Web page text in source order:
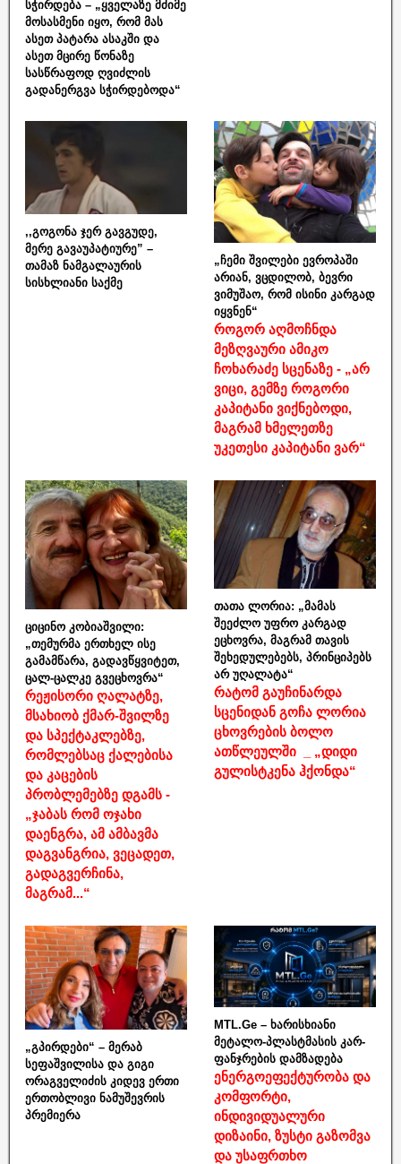
სჭირდება – „ყველაზე მძიმე
მოსასმენი იყო, რომ მას
ასეთ პატარა ასაკში და
ასეთ მცირე წონაზე
სასწრაფოდ ღვიძლის
გადანერგვა სჭირდებოდა“
,,გოგონა ჯერ გავგუდე,
მერე გავაუპატიურე” –
თამაზ ნამგალაურის
სისხლიანი საქმე
„ჩემი შვილები ევროპაში
არიან, ვცდილობ, ბევრი
ვიმუშაო, რომ ისინი კარგად
იყვნენ“
როგორ აღმოჩნდა
მეზღვაური ამიკო
ჩოხარაძე სცენაზე - „არ
ვიცი, გემზე როგორი
კაპიტანი ვიქნებოდი,
მაგრამ ხმელეთზე
უკეთესი კაპიტანი ვარ“
ციცინო კობიაშვილი:
„თემურმა ერთხელ ისე
გამამწარა, გადავწყვიტეთ,
ცალ-ცალკე გვეცხოვრა“
რეჟისორი ღალატზე,
მსახიობ ქმარ-შვილზე
და სპექტაკლებზე,
რომლებსაც ქალებისა
და კაცების
პრობლემებზე დგამს -
„ჯაბას რომ ოჯახი
დაენგრა, ამ ამბავმა
დაგვანგრია, ვეცადეთ,
გადაგვერჩინა,
მაგრამ...“
თათა ლორია: „მამას
შეეძლო უფრო კარგად
ეცხოვრა, მაგრამ თავის
შეხედულებებს, პრინციპებს
არ უღალატა“
რატომ გაუჩინარდა
სცენიდან გოჩა ლორია
ცხოვრების ბოლო
ათწლეულში _ „დიდი
გულისტკენა ჰქონდა“
„გპირდები“ – მერაბ
სეფაშვილისა და გიგი
ორაგველიძის კიდევ ერთი
ერთობლივი ნამუშევრის
პრემიერა
MTL.Ge – ხარისხიანი
მეტალო-პლასტმასის კარ-
ფანჯრების დამზადება
ენერგოეფექტურობა და
კომფორტი,
ინდივიდუალური
დიზაინი, ზუსტი გაზომვა
და უსაფრთხო